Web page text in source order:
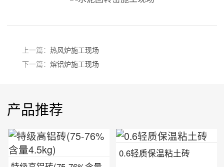
上一篇： 热风炉施工现场
下一篇： 熔铝炉施工现场
产品推荐
0.6轻质保温粘土砖